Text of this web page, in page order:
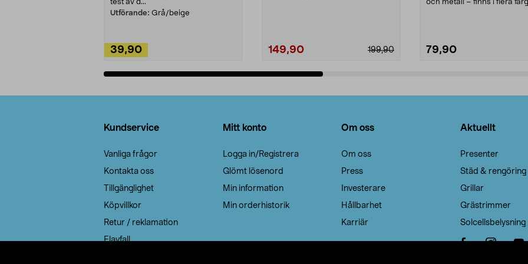
test av d...
Utförande: Grå/beige
39,90 199,90
149,90
och metall – finns i flera
79,90
Kundservice
Vanliga frågor
Kontakta oss
Tillgänglighet
Köpvillkor
Retur / reklamation
Elavfall
Mitt konto
Logga in/Registrera
Glömt lösenord
Min information
Min orderhistorik
Om oss
Om oss
Press
Investerare
Hållbarhet
Karriär
Aktuellt
Presenter
Städ & rengöring
Grillar
Grästrimmer
Solcellsbelysning